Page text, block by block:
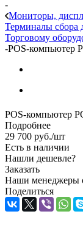
-
Мониторы,
Терминалы
Торговому
-POS-компьютер
POS-компьютер
Подробнее
29 700 руб./шт
Есть в наличии
Нашли дешевле?
Заказать
Наши менеджеры
Поделиться